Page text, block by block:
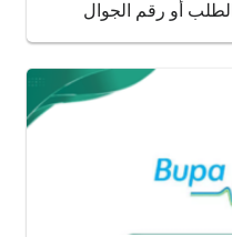
أو رقم الجوال